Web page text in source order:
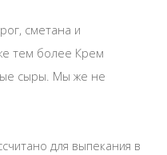
сметана и
тем более Крем
сыры. Мы же не
для выпекания в